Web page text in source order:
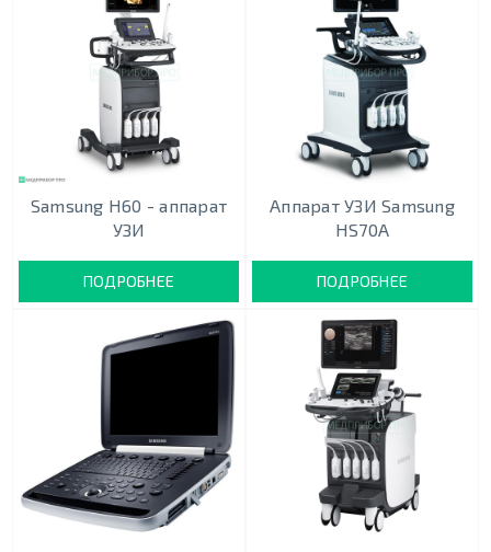
Samsung H60 - аппарат
УЗИ
ПОДРОБНЕЕ
Аппарат УЗИ Samsung
HS70A
ПОДРОБНЕЕ